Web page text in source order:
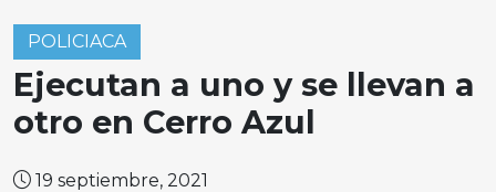
POLICIACA
Ejecutan a uno y se llevan a
otro en Cerro Azul
19 septiembre, 2021